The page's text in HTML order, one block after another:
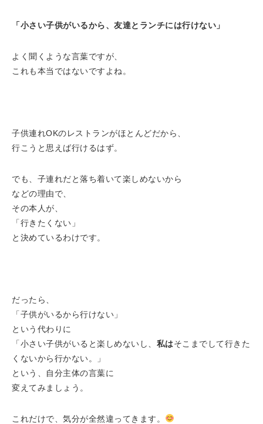
「小さい子供がいるから、友達とランチには行けない」
よく聞くような言葉ですが、
これも本当ではないですよね。
子供連れOKのレストランがほとんどだから、
行こうと思えば行けるはず。
でも、子連れだと落ち着いて楽しめないから
などの理由で、
その本人が、
「行きたくない」
と決めているわけです。
だったら、
「子供がいるから行けない」
という代わりに
「小さい子供がいると楽しめないし、 私はそこまでして行きた
くないから行かない。」
という、自分主体の言葉に
変えてみましょう。
これだけで、気分が全然違ってきます。